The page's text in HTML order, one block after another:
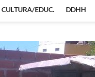
CULTURA/EDUC. DDHH